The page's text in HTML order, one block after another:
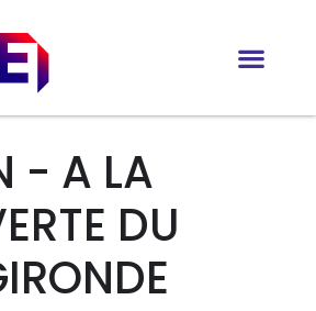
- A LA
DU